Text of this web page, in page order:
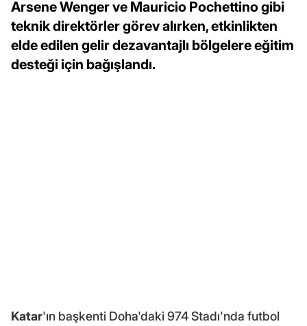
Arsene Wenger ve Mauricio Pochettino gibi
teknik direktörler görev alırken, etkinlikten
elde edilen gelir dezavantajlı bölgelere eğitim
desteği için bağışlandı.
Katar'ın başkenti Doha'daki 974 Stadı'nda futbol